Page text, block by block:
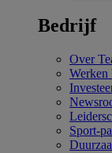
Bedrijf
Over
Werken
Sport-